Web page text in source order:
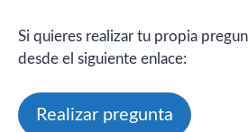
Si quieres realizar tu propia
desde el siguiente enlace:
Realizar pregunta